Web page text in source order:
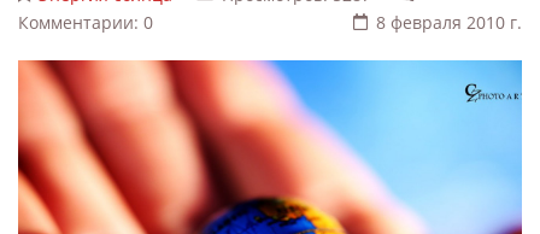
Комментарии: 0
8 февраля 2010 г.